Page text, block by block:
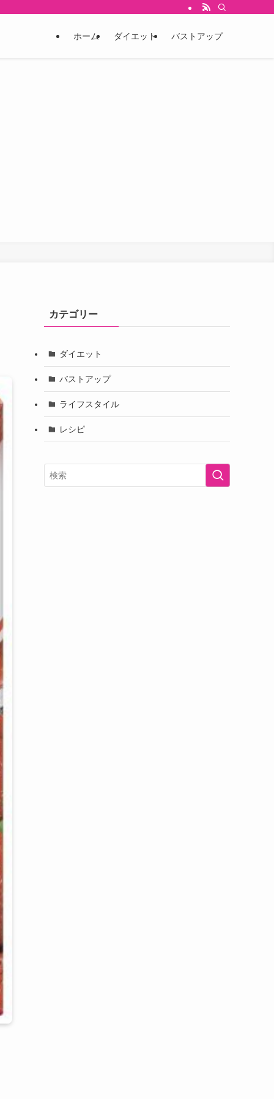
ホーム ダイエット バストアップ
カテゴリー
ダイエット
バストアップ
ライフスタイル
レシピ